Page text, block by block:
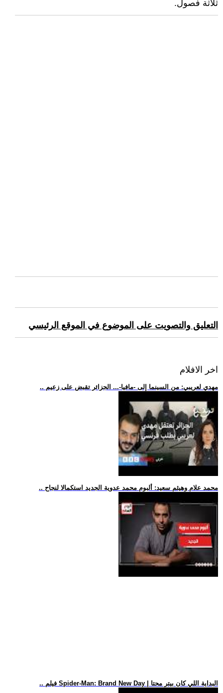
ثلاثة فصول.
التعليق والتصويت على الموضوع في الموقع الرئيسي
اخر الافلام
.. مهدي لعريبي: من السينما إلى -مافيا-... الجزائر تقبض على زعيم
.. محمد علام وهيثم سعيد: ألبوم محمد عدوية الجديد استكمالا لنجاح
.. فيلم Spider-Man: Brand New Day | البداية اللي كان بيتر محتا